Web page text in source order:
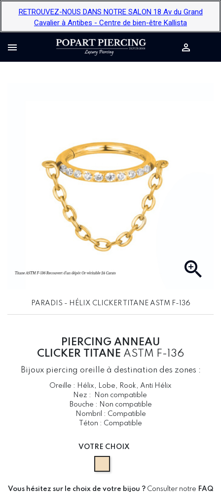
RETROUVEZ-NOUS DANS NOTRE SALON 18 Av du Grand
Cavalier à Antibes - Centre de bien-être Kallista
 

PARADIS - HÉLIX CLICKER TITANE ASTM F-136
PIERCING ANNEAU
CLICKER TITANE ASTM F-136
Bijoux piercing oreille à destination des zones :
Oreille : Hélix, Lobe, Rook, Anti Hélix
Nez : Non compatible
Bouche : Non compatible
Nombril : Compatible
Téton : Compatible
VOTRE CHOIX
ASTM F-136 GOLD
Vous hésitez sur le choix de votre bijou ? Consulter notre FAQ